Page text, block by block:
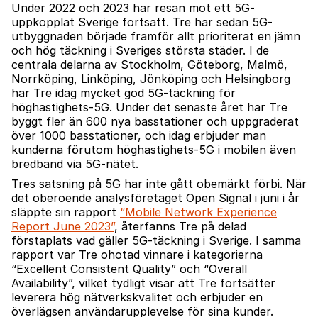
Under 2022 och 2023 har resan mot ett 5G-
uppkopplat Sverige fortsatt. Tre har sedan 5G-
utbyggnaden började framför allt prioriterat en jämn
och hög täckning i Sveriges största städer. I de
centrala delarna av Stockholm, Göteborg, Malmö,
Norrköping, Linköping, Jönköping och Helsingborg
har Tre idag mycket god 5G-täckning för
höghastighets-5G. Under det senaste året har Tre
byggt fler än 600 nya basstationer och uppgraderat
över 1000 basstationer, och idag erbjuder man
kunderna förutom höghastighets-5G i mobilen även
bredband via 5G-nätet.
Tres satsning på 5G har inte gått obemärkt förbi. När
det oberoende analysföretaget Open Signal i juni i år
släppte sin rapport “Mobile Network Experience
Report June 2023”, återfanns Tre på delad
förstaplats vad gäller 5G-täckning i Sverige. I samma
rapport var Tre ohotad vinnare i kategorierna
“Excellent Consistent Quality” och “Overall
Availability”, vilket tydligt visar att Tre fortsätter
leverera hög nätverkskvalitet och erbjuder en
överlägsen användarupplevelse för sina kunder.